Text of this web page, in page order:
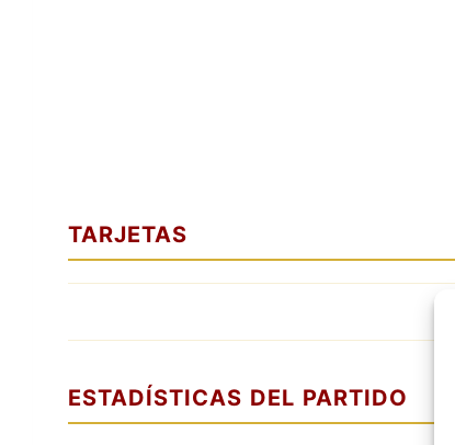
TARJETAS
ESTADÍSTICAS DEL PARTIDO